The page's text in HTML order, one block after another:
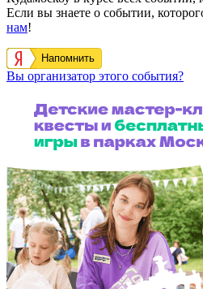
Если вы знаете о событии,
нам!
Напомнить
Вы организатор этого события?